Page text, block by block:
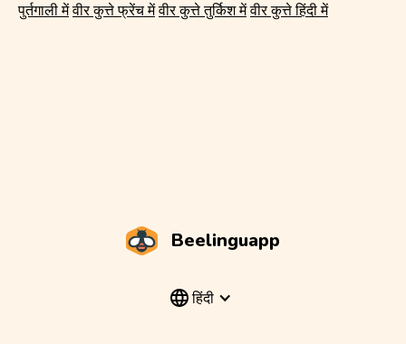
पुर्तगाली में वीर कुत्ते फ्रेंच में वीर कुत्ते तुर्किश में वीर कुत्ते हिंदी में
Beelinguapp
हिंदी